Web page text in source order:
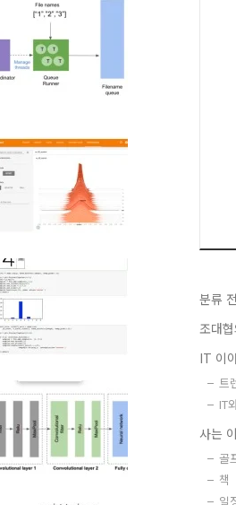
분류
조대
IT 이
트
IT
사는
골
책
일